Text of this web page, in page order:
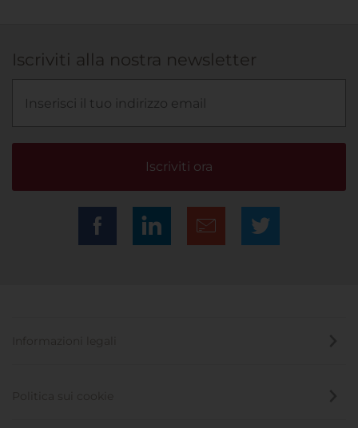
Iscriviti alla nostra newsletter
Iscriviti ora